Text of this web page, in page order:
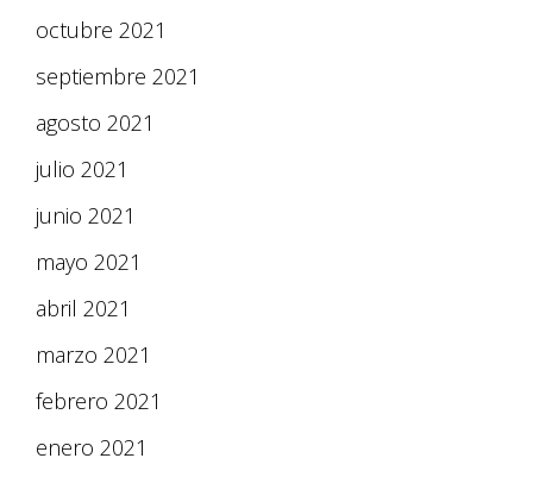
octubre 2021
septiembre 2021
agosto 2021
julio 2021
junio 2021
mayo 2021
abril 2021
marzo 2021
febrero 2021
enero 2021